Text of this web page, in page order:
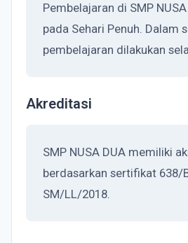
Pembelajaran di SMP
pada Sehari Penuh. Dalam
pembelajaran dilakukan
Akreditasi
SMP NUSA DUA memiliki
berdasarkan sertifikat 638/
SM/LL/2018.